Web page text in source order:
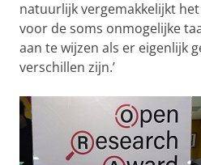
natuurlijk vergemakkelijkt het
voor de soms onmogelijke
aan te wijzen als er eigenlijk
verschillen zijn.’